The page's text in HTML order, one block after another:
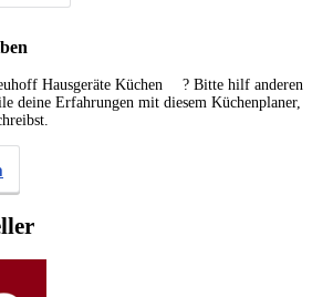
Hausgeräte Küchen ? Bitte hilf anderen
deine Erfahrungen mit diesem Küchenplaner,